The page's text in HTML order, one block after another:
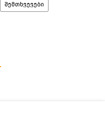
შემთხვევები